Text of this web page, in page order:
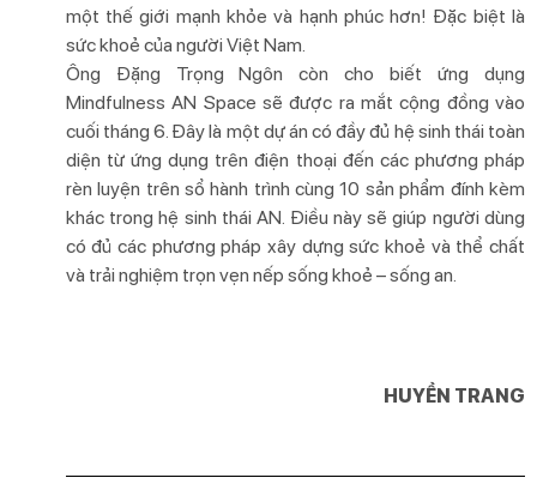
một thế giới mạnh khỏe và hạnh phúc hơn! Đặc biệt là
sức khoẻ của người Việt Nam.
Ông Đặng Trọng Ngôn còn cho biết ứng dụng
Mindfulness AN Space sẽ được ra mắt cộng đồng vào
cuối tháng 6. Đây là một dự án có đầy đủ hệ sinh thái toàn
diện từ ứng dụng trên điện thoại đến các phương pháp
rèn luyện trên sổ hành trình cùng 10 sản phẩm đính kèm
khác trong hệ sinh thái AN. Điều này sẽ giúp người dùng
có đủ các phương pháp xây dựng sức khoẻ và thể chất
và trải nghiệm trọn vẹn nếp sống khoẻ – sống an.
HUYỀN TRANG